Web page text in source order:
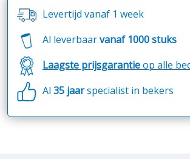
Levertijd vanaf 1 week
Al leverbaarvanaf 1000 stuks
Laagste prijsgarantieop alle
Al 35 jaarspecialist in bekers